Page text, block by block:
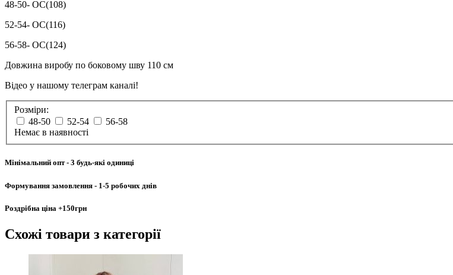
48-50- ОС(108)
52-54- ОС(116)
56-58- ОС(124)
Довжина виробу по боковому шву 110 см
Відео у нашому телеграм каналі!
Розміри:
48-50
52-54
56-58
Немає в наявності
Мінімальний опт- 3 будь-які одиниці
Формування замовлення - 1-5 робочих днів
Роздрібна ціна +150грн
Схожі товари з категорії